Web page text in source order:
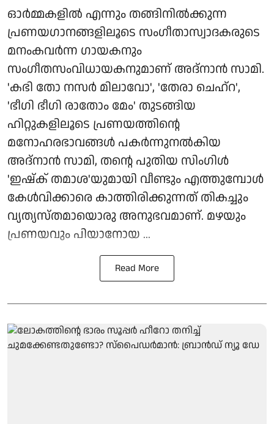
ഓർമ്മകളിൽ എന്നും തങ്ങിനിൽക്കുന്ന
പ്രണയഗാനങ്ങളിലൂടെ സംഗീതാസ്വാദകരുടെ
മനംകവർന്ന ഗായകനും
സംഗീതസംവിധായകനുമാണ് അദ്നാൻ സാമി.
'കഭി തോ നസർ മിലാവോ', 'തേരാ ചെഹ്റ',
'ഭീഗി ഭീഗി രാതോം മേം' തുടങ്ങിയ
ഹിറ്റുകളിലൂടെ പ്രണയത്തിന്റെ
മനോഹരഭാവങ്ങൾ പകർന്നുനൽകിയ
അദ്നാൻ സാമി, തന്റെ പുതിയ സിംഗിൾ
'ഇഷ്ക് തമാശ'യുമായി വീണ്ടും എത്തുമ്പോൾ
കേൾവിക്കാരെ കാത്തിരിക്കുന്നത് തികച്ചും
വ്യത്യസ്തമായൊരു അനുഭവമാണ്. മഴയും
പ്രണയവും പിയാനോയ ...
Read More